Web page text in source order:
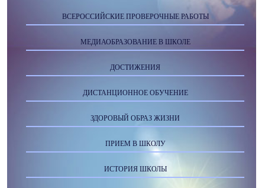
ВСЕРОССИЙСКИЕ ПРОВЕРОЧНЫЕ РАБОТЫ
МЕДИАОБРАЗОВАНИЕ В ШКОЛЕ
ДОСТИЖЕНИЯ
ДИСТАНЦИОННОЕ ОБУЧЕНИЕ
ЗДОРОВЫЙ ОБРАЗ ЖИЗНИ
ПРИЕМ В ШКОЛУ
ИСТОРИЯ ШКОЛЫ